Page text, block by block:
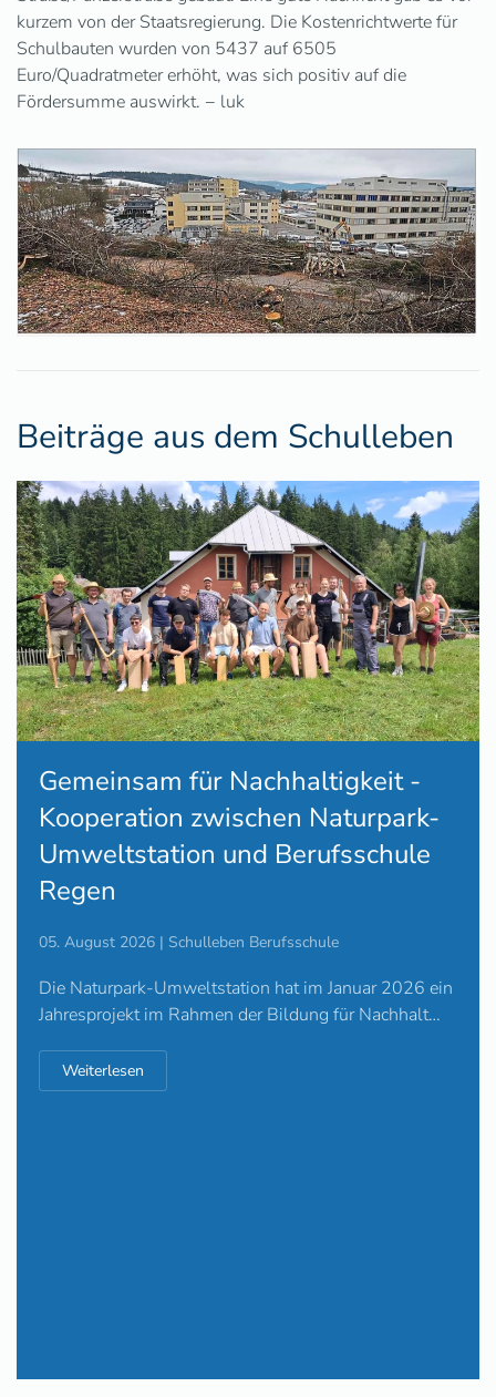
kurzem von der Staatsregierung. Die Kostenrichtwerte für
Schulbauten wurden von 5437 auf 6505
Euro/Quadratmeter erhöht, was sich positiv auf die
Fördersumme auswirkt. − luk
Beiträge aus dem Schulleben
Gemeinsam für Nachhaltigkeit -
Kooperation zwischen Naturpark-
Umweltstation und Berufsschule
Regen
05. August 2026 | Schulleben Berufsschule
Die Naturpark-Umweltstation hat im Januar 2026 ein
Jahresprojekt im Rahmen der Bildung für Nachhalt…
Weiterlesen